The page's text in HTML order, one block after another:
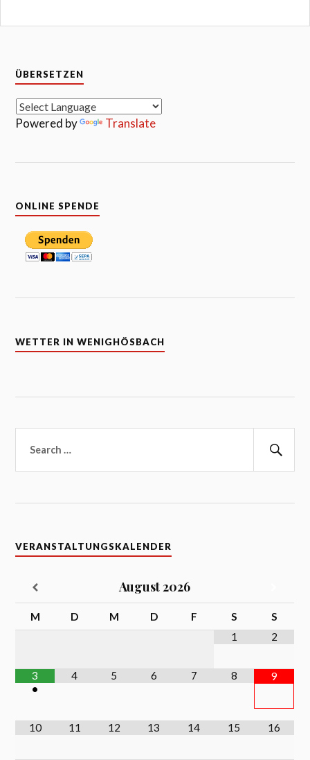
ÜBERSETZEN
Powered by Translate
ONLINE SPENDE
WETTER IN WENIGHÖSBACH
nach:
VERANSTALTUNGSKALENDER
August2026
M D M D F S
S
1
2
3
•
4 5 6 7 8 9
10 11 12 13 14 15 16